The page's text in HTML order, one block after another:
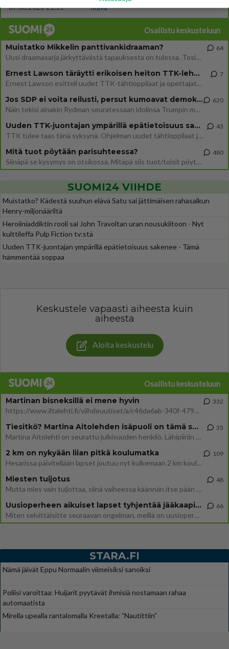
07.08.2026 21:51
Ikävä
Osallistu keskusteluun
Muistatko Mikkelin panttivankidraaman?
Uusi draamasarja järkyttävästä tapauksesta on tulossa. Tositapahtumiin perustuva sarja ammentaa vuoden 1986 Mikkelin pan
64
Ernest Lawson täräytti erikoisen heiton TTK-lehdistötilaisuudessa: " Onko tässä tarkoituksena...?"
Ernest Lawson esitteli uudet TTK-tähtioppilaat ja opettajat torstaina 6.8. lehdistölle. Tulevalla kaudella on yksi hausk
7
Jos SDP ei voita reilusti, persut kumoavat demokratian Suomesta
Näin tekisi ainakin Rydman seuratessaan idolinsa Trumpin mallia https://www.is.fi/politiikka/art-2000012187244.html
620
Uuden TTK-juontajan ympärillä epätietoisuus sakenee - Nyt MTV hämmentää soppaa
TTK tulee taas tänä syksynä. Ohjelman uudet tähtioppilaat julkistetaan torstaina 6. elokuuta klo 14 alkavassa lehdistö
43
Mitä tuot pöytään parisuhteessa?
Siinäpä se kysymys on otsikossa. Mitäpä siis tuot/toisit pöytään parisuhteessa? Oletko mies vai nainen? Koetko sen mitä
480
SUOMI24 VIIHDE
Muistatko? Kädestä suuhun elävä Satu sai jättimäisen rahasalkun
Henry-miljonääriltä
Heroiiniaddiktin rooli sai John Travoltan uran nousukiitoon - Nyt
kulttileffa Pulp Fiction tv:stä
Uuden TTK-juontajan ympärillä epätietoisuus sakenee - Tämä
hämmentää soppaa
Keskustele vapaasti aiheesta kuin
aiheesta
Aloita keskustelu
Osallistu keskusteluun
Martinan bisneksillä ei mene hyvin
https://www.iltalehti.fi/viihdeuutiset/a/c46da6ab-340f-4790-aaa7-0865eed2336 Yrityksen konkurssihakemus on tullut kärä
332
Tiesitkö? Martina Aitolehden isäpuoli on tämä suosittu laulaja
Martina Aitolehti on seurattu julkisuuden henkilö. Lähipiiriin mahtuu muitakin tunnettuja henkilöitä. Tiesitkö, että Ma
35
2 km on nykyään liian pitkä koulumatka
Hesarissa päivitellään lapset joutuu nyt kulkemaan 2 km kouluun jösses. Ruostefillarilla tuo matka menee vaikka miten äk
109
Miesten tuijotus
Mutta mies vain tuijottaa, siinä vaiheessa käännän itse pään pois. Mikä juttu? Yleensä jos joku tuijottaa tai katsoo, hä
48
Uusioperheen aikuiset lapset tyhjentää jääkaapin käydessään
Miten selvittäisitte seuraavan ongelman, meillä on uusioperhe, minulla teini-ikäiset lapset ja puolisolla aikuiset, jotk
66
STARA.FI
Nämä jäivät Eppu Normaalin viimeisiksi sanoiksi
Poliisi varoittaa: Huijarit pyytävät ihmisiä nostamaan rahaa
automaatista
Mirella upealla rantalomalla Kreetalla: ”Nautittiin”